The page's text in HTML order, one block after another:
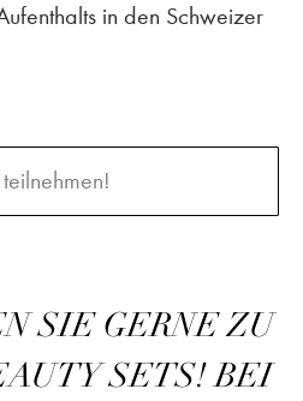
in den Schweizer
SIE GERNE ZU
SETS! BEI